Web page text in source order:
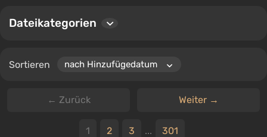
Benutzer können Dateien herunterladen, Kommentare
hinterlassen und Mods bewerten, um sicherzustellen,
Dateikategorien
Sortieren
← Zurück Weiter →
1 2 3 ... 301